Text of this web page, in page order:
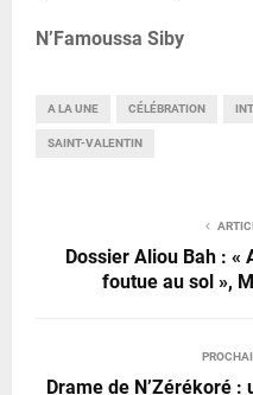
N’Famoussa Siby
A LA UNE CÉLÉBRATION
SAINT-VALENTIN
Dossier Aliou Bah : «
foutue au sol »,
Drame de N’Zérékoré